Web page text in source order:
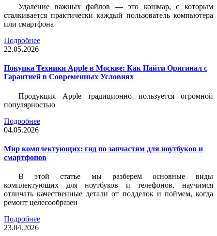
Удаление важных файлов — это кошмар, с которым
сталкивается практически каждый пользователь компьютера
или смартфона
Подробнее
22.05.2026
Покупка Техники Apple в Москве: Как Найти Оригинал с
Гарантией в Современных Условиях
Продукция Apple традиционно пользуется огромной
популярностью
Подробнее
04.05.2026
Мир комплектующих: гид по запчастям для ноутбуков и
смартфонов
В этой статье мы разберем основные виды
комплектующих для ноутбуков и телефонов, научимся
отличать качественные детали от подделок и поймем, когда
ремонт целесообразен
Подробнее
23.04.2026